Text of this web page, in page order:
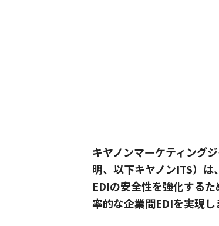
キヤノンマーケティング
明、以下キヤノンITS）
EDIの安全性を強化する
率的な企業間EDIを実現し